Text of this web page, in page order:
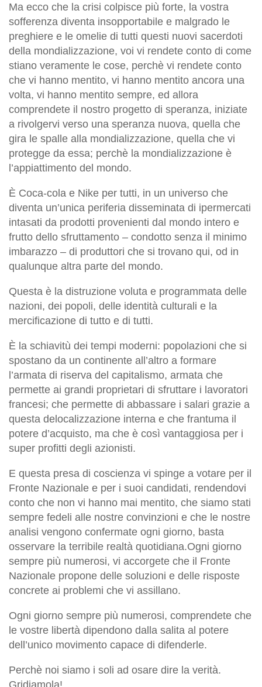
Ma ecco che la crisi colpisce più forte, la vostra
sofferenza diventa insopportabile e malgrado le
preghiere e le omelie di tutti questi nuovi sacerdoti
della mondializzazione, voi vi rendete conto di come
stiano veramente le cose, perchè vi rendete conto
che vi hanno mentito, vi hanno mentito ancora una
volta, vi hanno mentito sempre, ed allora
comprendete il nostro progetto di speranza, iniziate
a rivolgervi verso una speranza nuova, quella che
gira le spalle alla mondializzazione, quella che vi
protegge da essa; perchè la mondializzazione è
l’appiattimento del mondo.
È Coca-cola e Nike per tutti, in un universo che
diventa un’unica periferia disseminata di ipermercati
intasati da prodotti provenienti dal mondo intero e
frutto dello sfruttamento – condotto senza il minimo
imbarazzo – di produttori che si trovano qui, od in
qualunque altra parte del mondo.
Questa è la distruzione voluta e programmata delle
nazioni, dei popoli, delle identità culturali e la
mercificazione di tutto e di tutti.
È la schiavitù dei tempi moderni: popolazioni che si
spostano da un continente all’altro a formare
l’armata di riserva del capitalismo, armata che
permette ai grandi proprietari di sfruttare i lavoratori
francesi; che permette di abbassare i salari grazie a
questa delocalizzazione interna e che frantuma il
potere d’acquisto, ma che è così vantaggiosa per i
super profitti degli azionisti.
E questa presa di coscienza vi spinge a votare per il
Fronte Nazionale e per i suoi candidati, rendendovi
conto che non vi hanno mai mentito, che siamo stati
sempre fedeli alle nostre convinzioni e che le nostre
analisi vengono confermate ogni giorno, basta
osservare la terribile realtà quotidiana.Ogni giorno
sempre più numerosi, vi accorgete che il Fronte
Nazionale propone delle soluzioni e delle risposte
concrete ai problemi che vi assillano.
Ogni giorno sempre più numerosi, comprendete che
le vostre libertà dipendono dalla salita al potere
dell’unico movimento capace di difenderle.
Perchè noi siamo i soli ad osare dire la verità.
Gridiamola!